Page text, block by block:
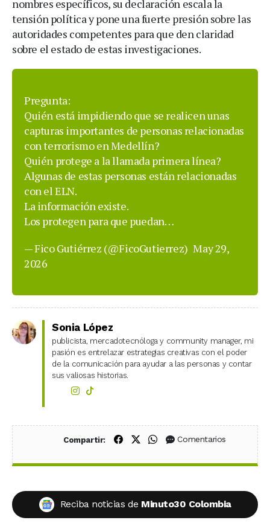
nombres específicos, su declaración escala la
tensión política y pone una fuerte presión sobre las
autoridades competentes para que den claridad
sobre el estado de estas investigaciones.
Pregunta:
Quién está impidiendo que se realicen unas
capturas importantes de personas relacionadas
con terrorismo en Medellín?
Quién protege a la llamada primera línea?
Algunas de estas personas están relacionadas
con el ELN.
La información existe.
Los protegen para que puedan…
— Fico Gutiérrez (@FicoGutierrez) May 29,
2026
Sonia López
publicista, mercadotecnóloga y community manager, mi
pasión es entrelazar estrategias creativas con el poder
de la comunicación para ayudar a las personas y contar
sus valiosas historias.
Compartir: Compartir en Facebook
Compartir en X (Twitter)
Compartir en WhatsApp
Comentarios
Reciba noticias de Minuto30 Colombia